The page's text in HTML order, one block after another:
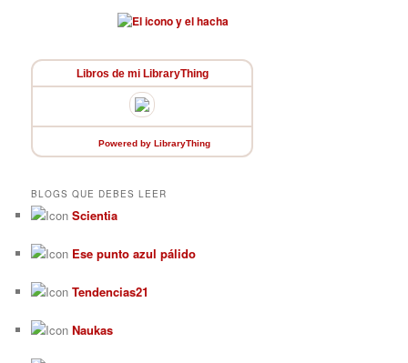
Libros de mi LibraryThing
Powered by LibraryThing
BLOGS QUE DEBES LEER
Scientia
Ese punto azul pálido
Tendencias21
Naukas